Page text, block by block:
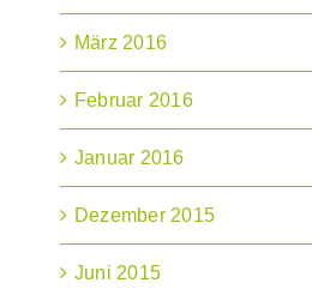
März 2016
Februar 2016
Januar 2016
Dezember 2015
Juni 2015